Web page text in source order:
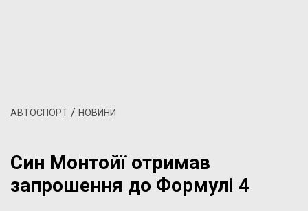
АВТОСПОРТ / НОВИНИ
Син Монтойї отримав
запрошення до Формулі 4